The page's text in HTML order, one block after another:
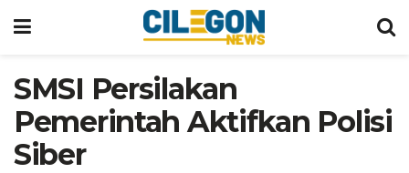
SMSI Persilakan
Pemerintah Aktifkan Polisi
Siber